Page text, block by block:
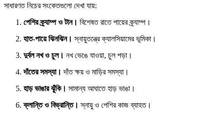
সাধারণত নিচের সংকেতগুলো দেখা যায়:
পেশির ক্র্যাম্প ও টান। বিশেষত রাতে পায়ের ক্র্যাম্প।
হাত-পায়ে ঝিনঝিন। স্নায়ুতন্ত্রে ক্যালসিয়ামের ভূমিকা।
দুর্বল নখ ও চুল। নখ ভেঙে যাওয়া, চুল পড়া।
দাঁতের সমস্যা। দাঁত ক্ষয় ও মাড়ির সমস্যা।
হাড় ভাঙার ঝুঁকি। সামান্য আঘাতে হাড় ভাঙা।
ক্লান্তি ও বিভ্রান্তি। স্নায়ু ও পেশির কাজ ব্যাহত।